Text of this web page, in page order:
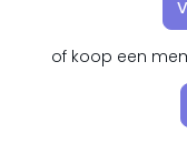
of koop een